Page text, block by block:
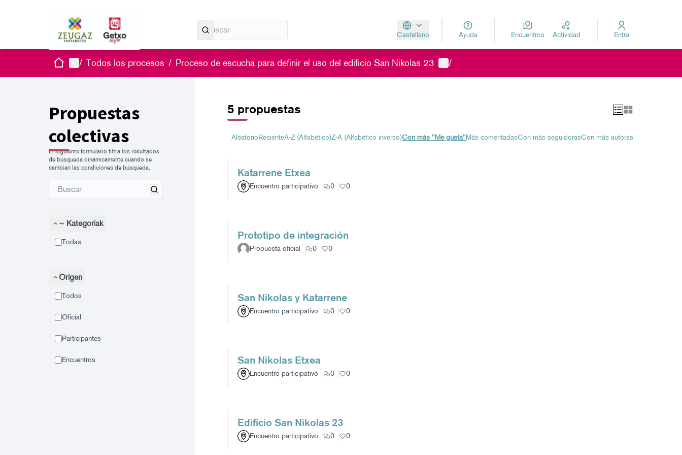
Castellano
Aukeratu hizkuntzaElegir el idioma
Ayuda Encuentros Actividad Entra
InicioMenú principal
/ Todos los procesos / Proceso de escucha para definir el uso del edificio San Nikolas 23 Menú de usuario
/
Propuestas
colectivas
El siguiente formulario filtra los resultados
de búsqueda dinámicamente cuando se
cambian las condiciones de búsqueda.
~ Kategoriak
Todas
Origen
Todos
Oficial
Participantes
Encuentros
5 propuestas
AleatorioRecienteA-Z (Alfabético)Z-A (Alfabético inverso)Con más "Me gusta"Más comentadasCon más seguidorasCon más autoras
Katarrene Etxea
Encuentro participativo 0 0
Prototipo de integración
Propuesta oficial 0 0
San Nikolas y Katarrene
Encuentro participativo 0 0
San Nikolas Etxea
Encuentro participativo 0 0
Edificio San Nikolas 23
Encuentro participativo 0 0